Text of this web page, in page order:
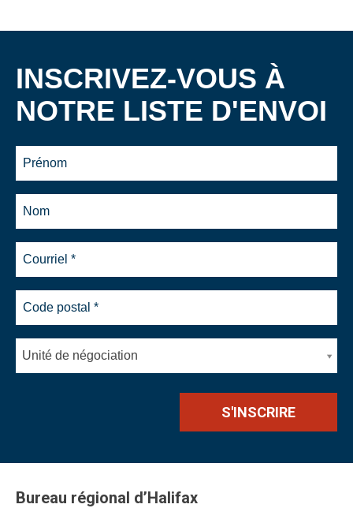
INSCRIVEZ-VOUS À
NOTRE LISTE D'ENVOI
Unité de négociation
Bureau régional d’Halifax